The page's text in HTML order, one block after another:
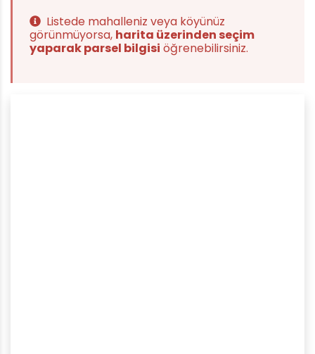
Listede mahalleniz veya köyünüz
görünmüyorsa, harita üzerinden seçim
yaparak parsel bilgisi öğrenebilirsiniz.